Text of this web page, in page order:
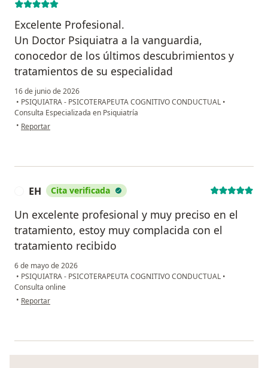
Excelente Profesional.
Un Doctor Psiquiatra a la vanguardia,
conocedor de los últimos descubrimientos y
tratamientos de su especialidad
16 de junio de 2026
• PSIQUIATRA - PSICOTERAPEUTA COGNITIVO CONDUCTUAL •
Consulta Especializada en Psiquiatría
• en opinión del usuario Marina A. Diaz Bados
Reportar
EH Cita verificada
Un excelente profesional y muy preciso en el
tratamiento, estoy muy complacida con el
tratamiento recibido
6 de mayo de 2026
• PSIQUIATRA - PSICOTERAPEUTA COGNITIVO CONDUCTUAL •
Consulta online
• en opinión del usuario EH
Reportar